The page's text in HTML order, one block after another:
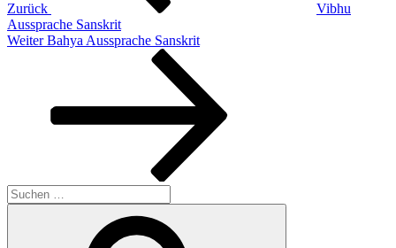
Zurück
Vibhu
Aussprache Sanskrit
Nächster
Weiter Bahya Aussprache Sanskrit
Suchen
nach: